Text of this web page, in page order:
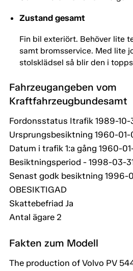
Zustand gesamt
Fin bil exteriört. Behöver lite
samt bromsservice. Med lite
stolsklädsel så blir den i
Fahrzeugangeben vom
Kraftfahrzeugbundesamt
Fordonsstatus Itrafik 1989-10-
Ursprungsbesiktning 1960-01-
Datum i trafik 1:a gång 1960-
Besiktningsperiod - 1998-03-
Senast godk besiktning 1996-
OBESIKTIGAD
Skattebefriad Ja
Antal ägare 2
Fakten zum Modell
The production of Volvo PV